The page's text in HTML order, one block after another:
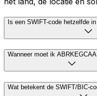
Is een SWIFT-code hetzelfde
Wanneer moet ik
Wat betekent de SWIFT/BIC-